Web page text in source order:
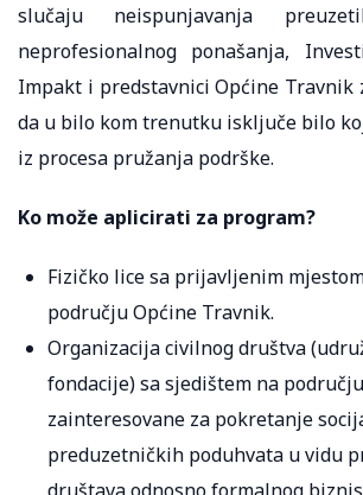
slučaju neispunjavanja
neprofesionalnog ponašanja,
Impakt i predstavnici Općine Travnik
da u bilo kom trenutku isključe bilo
iz procesa pružanja podrške.
Ko može aplicirati za program?
Fizičko lice sa prijavljenim
području Općine Travnik.
Organizacija civilnog društva
fondacije) sa sjedištem na
zainteresovane za pokretanje
preduzetničkih poduhvata u vidu